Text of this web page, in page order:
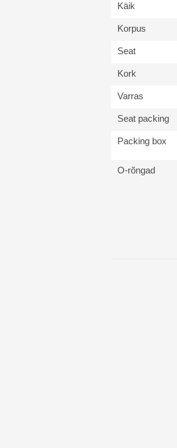
Käik
Korpus
Seat
Kork
Varras
Seat packing
Packing box
O-rõngad